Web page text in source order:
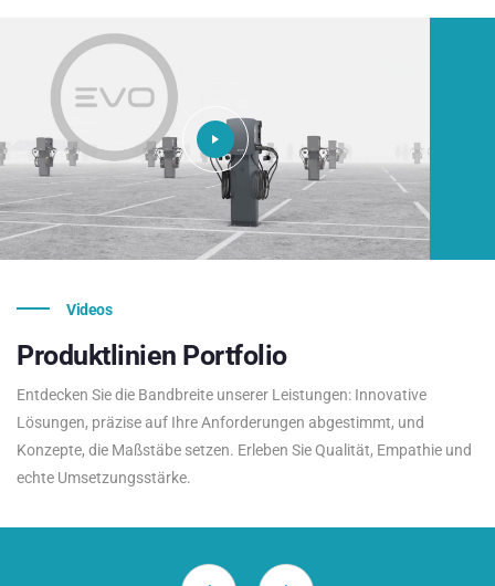
Videos
Produktlinien Portfolio
Entdecken Sie die Bandbreite unserer Leistungen: Innovative
Lösungen, präzise auf Ihre Anforderungen abgestimmt, und
Konzepte, die Maßstäbe setzen. Erleben Sie Qualität, Empathie und
echte Umsetzungsstärke.